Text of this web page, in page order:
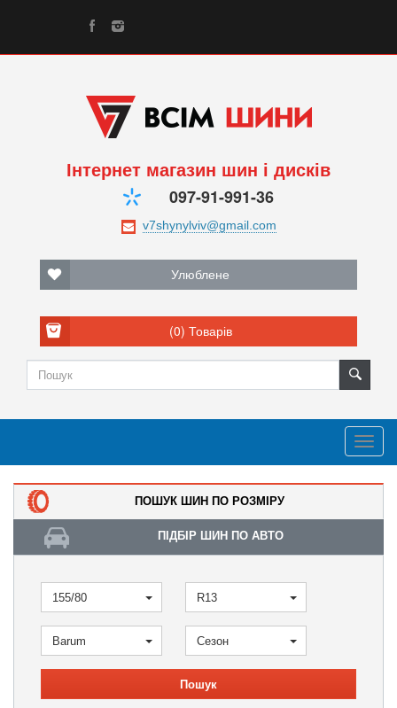
Інтернет магазин шин і дисків
097-91-991-36
Улюблене
(0) Товарів
ПОШУК ШИН ПО РОЗМІРУ
ПІДБІР ШИН ПО АВТО
155/80 R13
Barum Сезон
Пошук